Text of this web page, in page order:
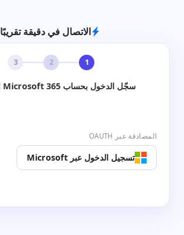
الاتصال في دقيقة تقريبًا
1
2
3
سجّل الدخول بحساب Microsoft 365 الخاص بك
المصادقة عبر OAUTH
تسجيل الدخول عبر Microsoft
👆